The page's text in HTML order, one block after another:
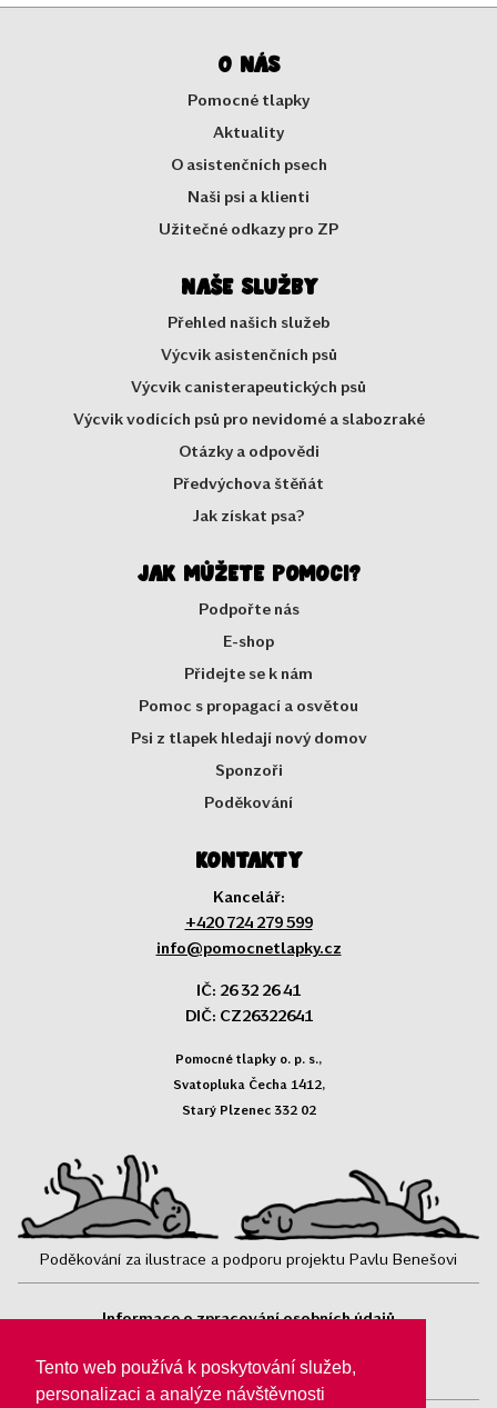
Tento web používá k poskytování služeb,
personalizaci a analýze návštěvnosti
O nás
Pomocné tlapky
Aktuality
O asistenčních psech
Naši psi a klienti
Užitečné odkazy pro ZP
Naše služby
Přehled našich služeb
Výcvik asistenčních psů
Výcvik canisterapeutických psů
Výcvik vodících psů pro nevidomé a slabozraké
Otázky a odpovědi
Předvýchova štěňát
Jak získat psa?
Jak můžete pomoci?
Podpořte nás
E-shop
Přidejte se k nám
Pomoc s propagací a osvětou
Psi z tlapek hledají nový domov
Sponzoři
Poděkování
Kontakty
Kancelář:
+420 724 279 599
info@pomocnetlapky.cz
IČ: 26 32 26 41
DIČ: CZ26322641
Pomocné tlapky o. p. s.,
Svatopluka Čecha 1412,
Starý Plzenec 332 02
Poděkování za ilustrace a podporu projektu Pavlu Benešovi
Informace o zpracování osobních údajů
Sledujte nás: